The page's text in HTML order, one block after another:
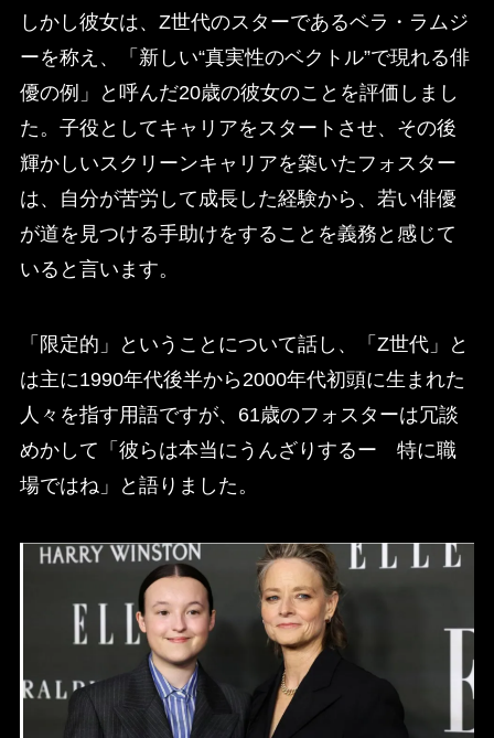
しかし彼女は、Z世代のスターであるベラ・ラムジ
ーを称え、「新しい“真実性のベクトル”で現れる俳
優の例」と呼んだ20歳の彼女のことを評価しまし
た。子役としてキャリアをスタートさせ、その後
輝かしいスクリーンキャリアを築いたフォスター
は、自分が苦労して成長した経験から、若い俳優
が道を見つける手助けをすることを義務と感じて
いると言います。
「限定的」ということについて話し、「Z世代」と
は主に1990年代後半から2000年代初頭に生まれた
人々を指す用語ですが、61歳のフォスターは冗談
めかして「彼らは本当にうんざりするー 特に職
場ではね」と語りました。